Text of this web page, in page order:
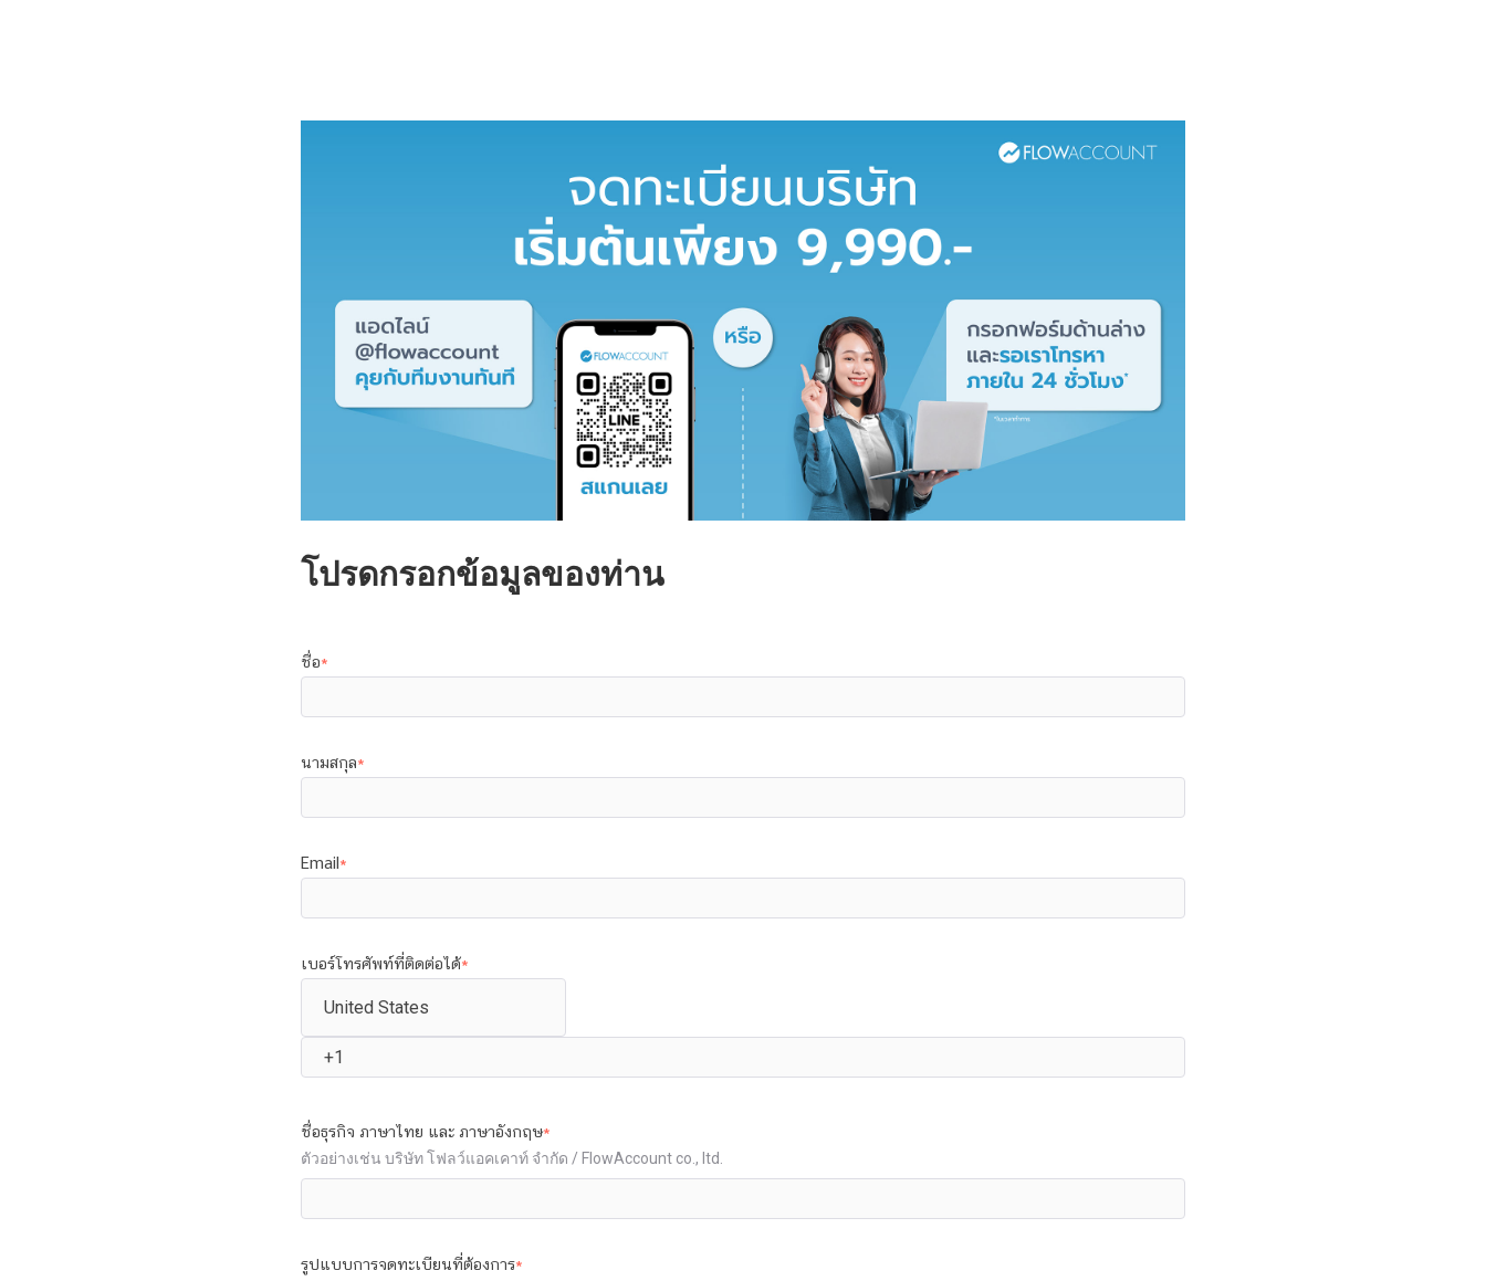
โปรดกรอกข้อมูลของท่าน
ชื่อ*
นามสกุล*
Email*
เบอร์โทรศัพท์ที่ติดต่อได้*
ชื่อธุรกิจ ภาษาไทย และ ภาษาอังกฤษ*
ตัวอย่างเช่น บริษัท โฟลว์แอคเคาท์ จำกัด / FlowAccount co., ltd.
รูปแบบการจดทะเบียนที่ต้องการ*